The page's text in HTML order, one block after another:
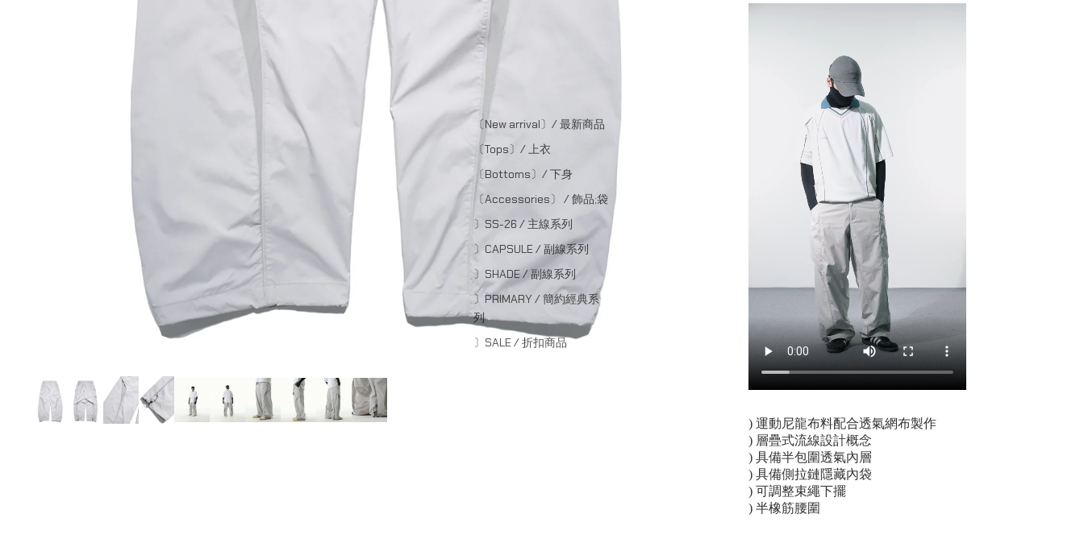
〔New arrival〕/ 最新商品
〔Tops〕/ 上衣
〔Bottoms〕/ 下身
〔Accessories〕 / 飾品;袋
〕SS-26 / 主線系列
〕CAPSULE / 副線系列
〕SHADE / 副線系列
〕PRIMARY / 簡約經典系
列
〕SALE / 折扣商品
) 運動尼龍布料配合透氣網布製作
) 層疊式流線設計概念
) 具備半包圍透氣內層
) 具備側拉鏈隱藏內袋
) 可調整束繩下擺
) 半橡筋腰圍